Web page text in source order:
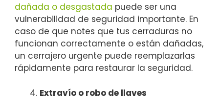
dañada o desgastada puede ser una
vulnerabilidad de seguridad importante. En
caso de que notes que tus cerraduras no
funcionan correctamente o están dañadas,
un cerrajero urgente puede reemplazarlas
rápidamente para restaurar la seguridad.
Extravío o robo de llaves